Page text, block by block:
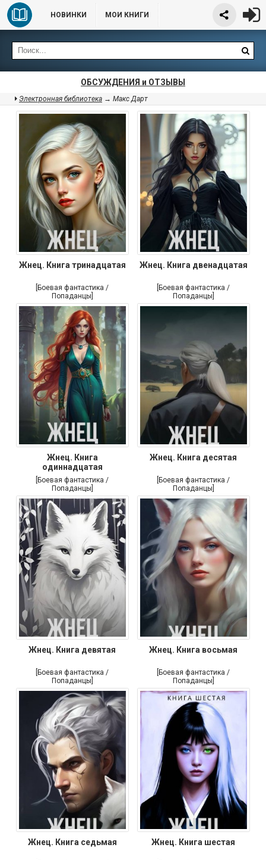
НОВИНКИ МОИ КНИГИ
ОБСУЖДЕНИЯ и ОТЗЫВЫ
Электронная библиотека → Макс Дарт
Жнец. Книга тринадцатая
[Боевая фантастика /
Попаданцы]
Жнец. Книга двенадцатая
[Боевая фантастика /
Попаданцы]
Жнец. Книга
одиннадцатая
[Боевая фантастика /
Попаданцы]
Жнец. Книга десятая
[Боевая фантастика /
Попаданцы]
Жнец. Книга девятая
[Боевая фантастика /
Попаданцы]
Жнец. Книга восьмая
[Боевая фантастика /
Попаданцы]
Жнец. Книга седьмая Жнец. Книга шестая